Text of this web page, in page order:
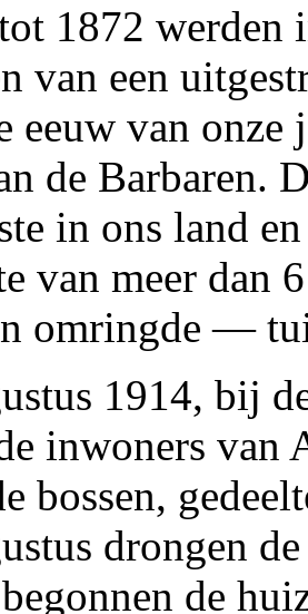
1872 werden
van een
eeuw van
de Barbaren.
in ons land
van meer dan
omringde —
1914, bij
inwoners van
bossen,
drongen
de